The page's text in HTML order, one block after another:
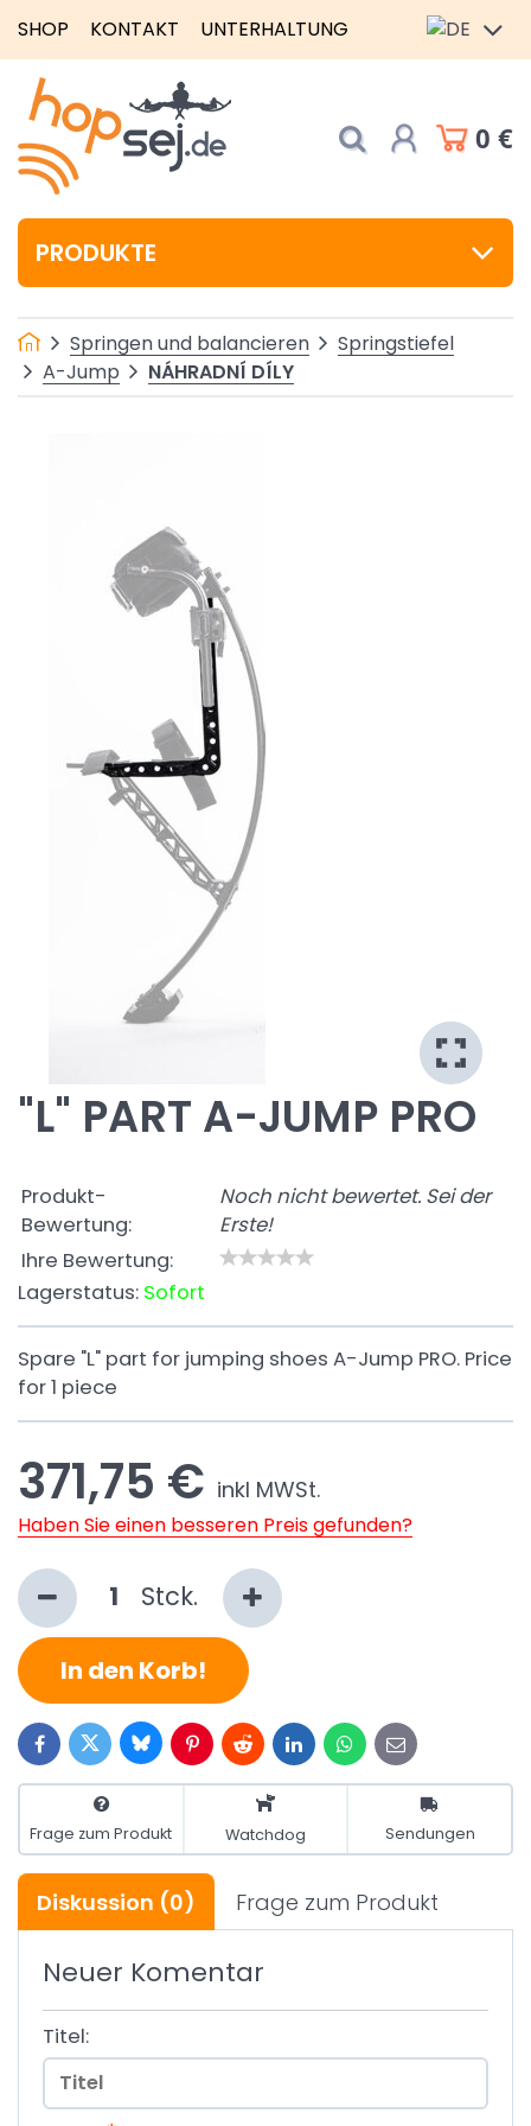
SHOP KONTAKT UNTERHALTUNG
0 €
PRODUKTE
Springen und balancieren
Springstiefel
A-Jump
NÁHRADNÍ DÍLY
"L" PART A-JUMP PRO
Produkt-
Bewertung:
Noch nicht bewertet. Sei der
Erste!
Ihre Bewertung:
Lagerstatus: Sofort
Spare "L" part for jumping shoes A-Jump PRO. Price
for 1 piece
371,75 € inkl MWSt.
Haben Sie einen besseren Preis gefunden?
Stck.
In den Korb!
FacebookTwitterBlueskyPinterestRedditLinkedInWhatsApp
E-
mail
Frage zum Produkt Watchdog Sendungen
Diskussion (0) Frage zum Produkt
Neuer Komentar
Titel: